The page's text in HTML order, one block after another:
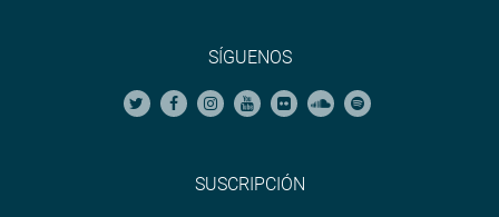
SÍGUENOS
SUSCRIPCIÓN